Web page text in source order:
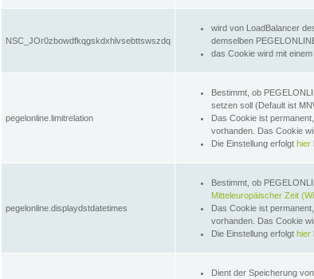
NSC_JOr0zbowdfkqgskdxhlvsebttswszdq
wird von LoadBalancer
demselben
das Cookie wird mit
pegelonline.limitrelation
Bestimmt, ob
setzen soll (Default ist
Das Cookie ist
vorhanden. Das Cookie
Die Einstellung erfolgt hier
pegelonline.displaydstdatetimes
Bestimmt, ob
Mitteleuropäischer Zeit
Das Cookie ist
vorhanden. Das Cookie
Die Einstellung erfolgt hier
Dient der Speicherung